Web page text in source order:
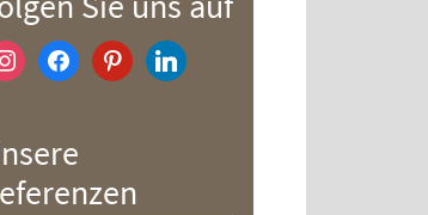
facebookpinterestlinkedin